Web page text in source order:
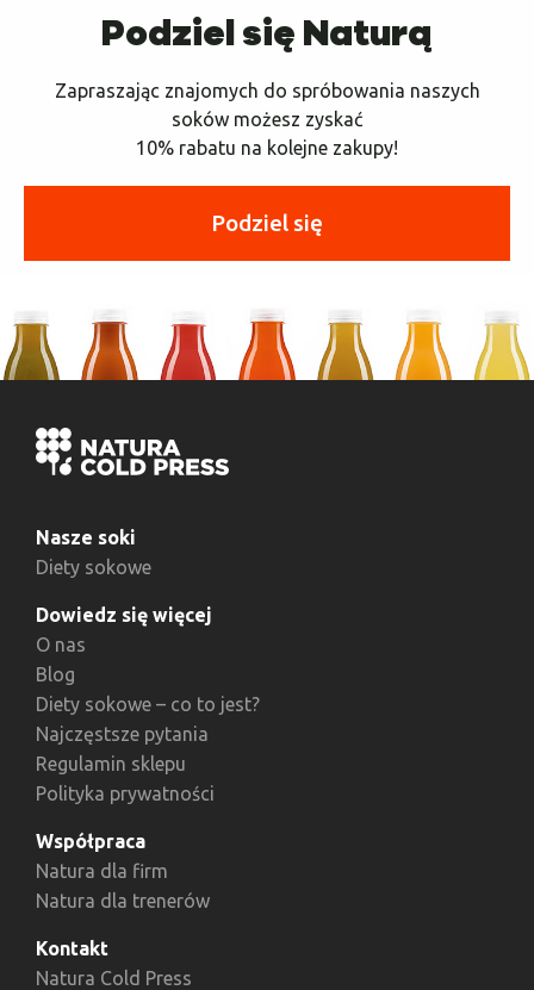
Podziel się Naturą
Zapraszając znajomych do spróbowania naszych
soków możesz zyskać
10% rabatu na kolejne zakupy!
Podziel się
Nasze soki
Diety sokowe
Dowiedz się więcej
O nas
Blog
Diety sokowe – co to jest?
Najczęstsze pytania
Regulamin sklepu
Polityka prywatności
Współpraca
Natura dla firm
Natura dla trenerów
Kontakt
Natura Cold Press